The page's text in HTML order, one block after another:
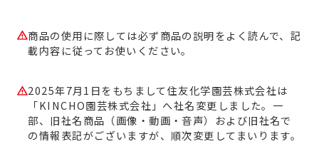
商品の使用に際しては必ず商品の説明をよく読んで、記
載内容に従ってお使いください。
2025年7月1日をもちまして住友化学園芸株式会社は
「KINCHO園芸株式会社」へ社名変更しました。一
部、旧社名商品（画像・動画・音声）および旧社名で
の情報表記がございますが、順次変更してまいります。